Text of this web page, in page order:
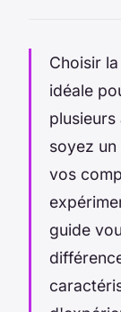
Choisir
idéale
plusieurs
soyez
vos
guide